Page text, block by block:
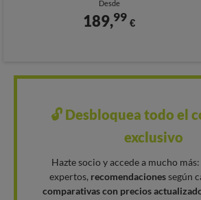
Desde
189,99 €
🔓 Desbloquea todo el
exclusivo
Hazte socio y accede a mucho más:
expertos, recomendacionessegún
comparativas con precios